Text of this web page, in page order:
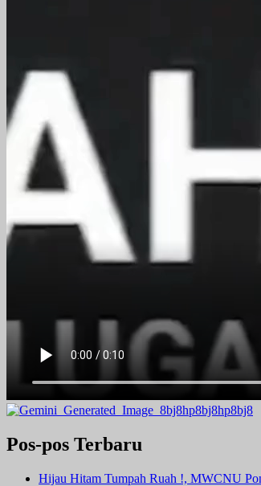
Pos-pos Terbaru
Hijau Hitam Tumpah Ruah !, MWCNU